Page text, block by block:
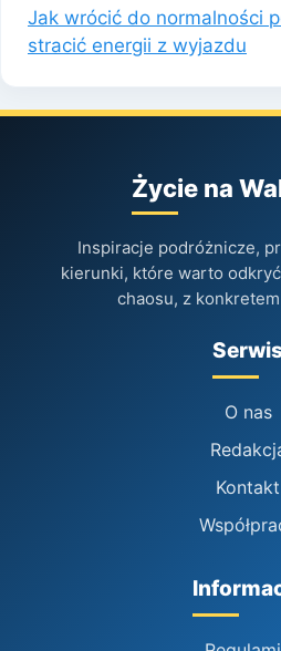
Jak wrócić do normalności
stracić energii z wyjazdu
Życie na
Inspiracje podróżnicze,
kierunki, które warto
chaosu, z
O nas
Kontakt